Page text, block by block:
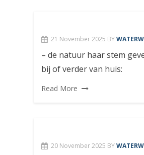
21 November 2025 BY
– de natuur haar stem
bij of verder van huis:
Read More
20 November 2025 BY